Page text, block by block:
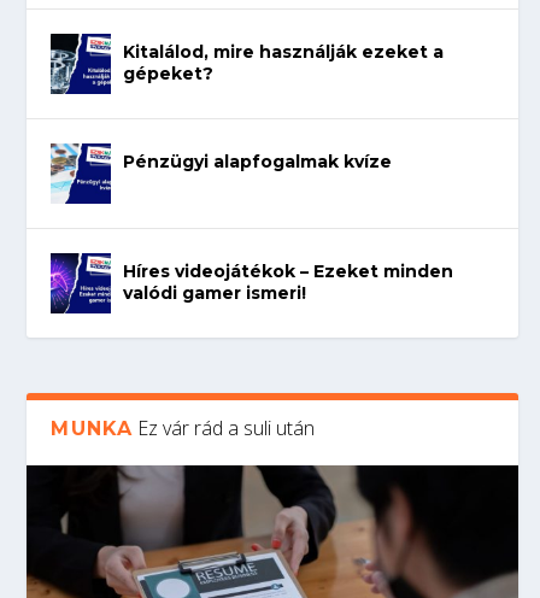
Kitalálod, mire használják ezeket a
gépeket?
Pénzügyi alapfogalmak kvíze
Híres videojátékok – Ezeket minden
valódi gamer ismeri!
MUNKA Ez vár rád a suli után